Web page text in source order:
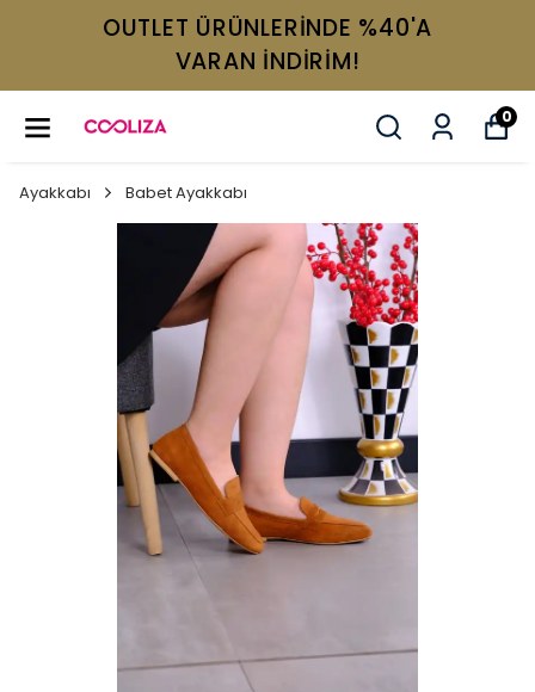
OUTLET ÜRÜNLERİNDE %40'A
VARAN İNDİRİM!
0
Ayakkabı Babet Ayakkabı